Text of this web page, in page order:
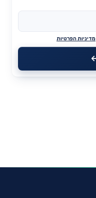
מדיניות הפרטיות